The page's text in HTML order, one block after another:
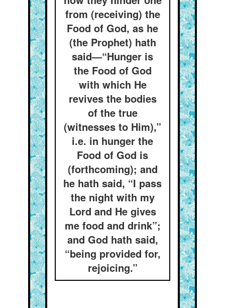
from (receiving) the
Food of God, as he
(the Prophet) hath
said—“Hunger is
the Food of God
with which He
revives the bodies
of the true
(witnesses to Him),”
i.e. in hunger the
Food of God is
(forthcoming); and
he hath said, “I pass
the night with my
Lord and He gives
me food and drink”;
and God hath said,
“being provided for,
rejoicing.”